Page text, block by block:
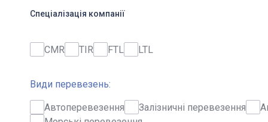
Спеціалізація компанії
CMR TIR FTL LTL
Види перевезень:
Автоперевезення Залізничні перевезення